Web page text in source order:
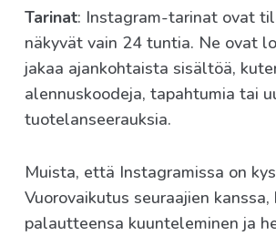
Tarinat: Instagram-tarinat ovat
näkyvät vain 24 tuntia. Ne ovat
jakaa ajankohtaista sisältöä,
alennuskoodeja, tapahtumia tai
tuotelanseerauksia.
Muista, että Instagramissa on
Vuorovaikutus seuraajien kanssa,
palautteensa kuunteleminen ja